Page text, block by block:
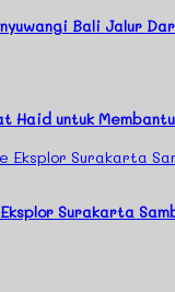
Bali Jalur
Haid untuk
Surakarta